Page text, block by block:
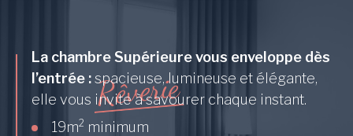
Rêverie
La chambre Supérieure vous enveloppe dès
l’entrée :spacieuse, lumineuse et élégante,
elle vous invite à savourer chaque instant.
19m2 minimum